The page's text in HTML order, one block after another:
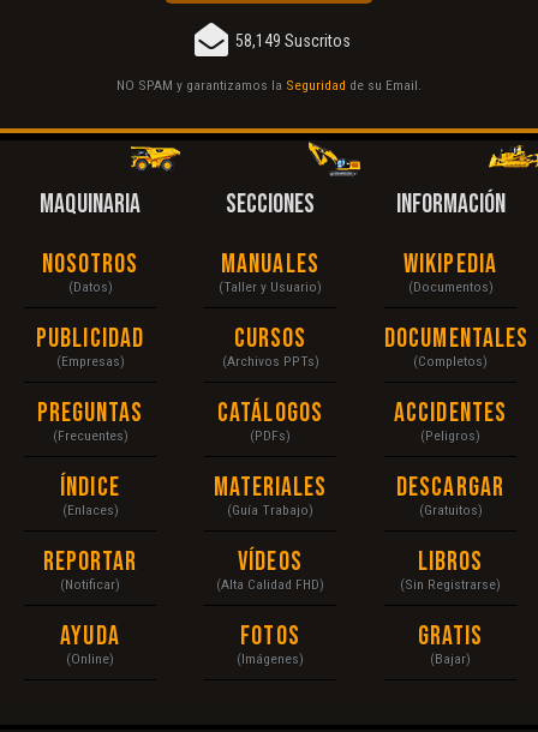
58,149 Suscritos
NO SPAM y garantizamos la Seguridad de su Email.
MAQUINARIA
Nosotros
(Datos)
Publicidad
(Empresas)
Preguntas
(Frecuentes)
Índice
(Enlaces)
Reportar
(Notificar)
Ayuda
(Online)
SECCIONES
Manuales
(Taller y Usuario)
Cursos
(Archivos PPTs)
Catálogos
(PDFs)
Materiales
(Guía Trabajo)
Vídeos
(Alta Calidad FHD)
Fotos
(Imágenes)
INFORMACIÓN
Wikipedia
(Documentos)
Documentales
(Completos)
Accidentes
(Peligros)
Descargar
(Gratuitos)
Libros
(Sin Registrarse)
Gratis
(Bajar)